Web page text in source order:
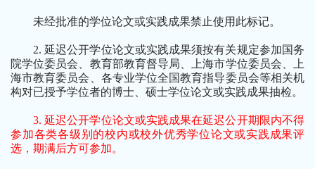
未经批准的学位论文或实践成果禁止使用此标记。
2.延迟公开学位论文或实践成果须按有关规定参加国务
院学位委员会、教育部教育督导局、上海市学位委员会、上
海市教育委员会、各专业学位全国教育指导委员会等相关机
构对已授予学位者的博士、硕士学位论文或实践成果抽检。
3.延迟公开学位论文或实践成果在延迟公开期限内不得
参加各类各级别的校内或校外优秀学位论文或实践成果评
选，期满后方可参加。